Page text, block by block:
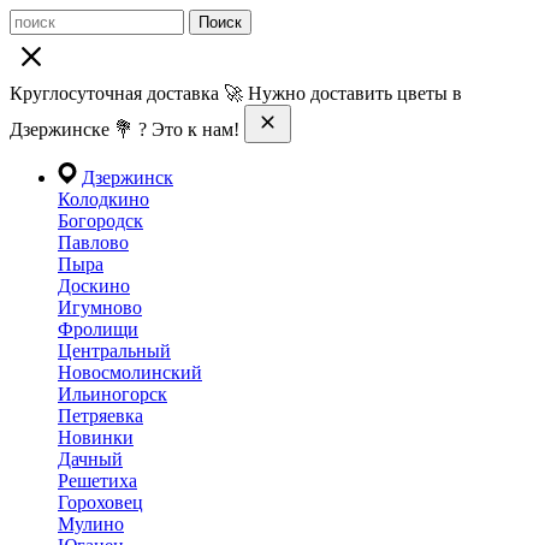
Поиск
Круглосуточная доставка 🚀 Нужно доставить цветы в
Дзержинске 💐 ? Это к нам!
Дзержинск
Колодкино
Богородск
Павлово
Пыра
Доскино
Игумново
Фролищи
Центральный
Новосмолинский
Ильиногорск
Петряевка
Новинки
Дачный
Решетиха
Гороховец
Мулино